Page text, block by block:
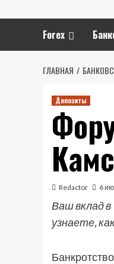
Forex
ГЛАВНАЯ
Депозиты
Redactor 6
Ваш вклад в
узнаете,